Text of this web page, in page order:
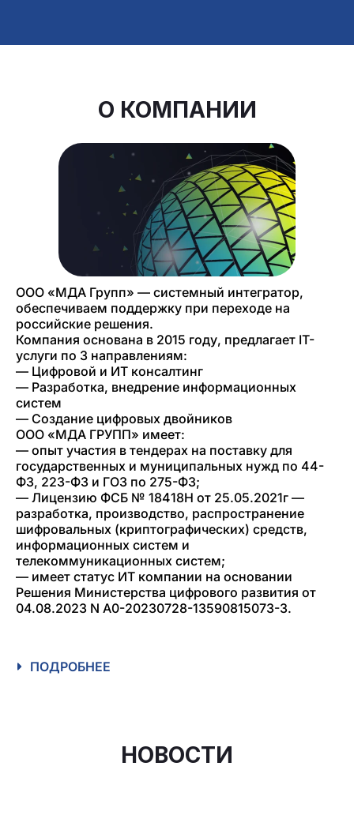
О КОМПАНИИ
ООО «МДА Групп» — системный интегратор,
обеспечиваем поддержку при переходе на
российские решения.
Компания основана в 2015 году, предлагает IT-
услуги по 3 направлениям:
— Цифровой и ИТ консалтинг
— Разработка, внедрение информационных
систем
— Создание цифровых двойников
ООО «МДА ГРУПП» имеет:
— опыт участия в тендерах на поставку для
государственных и муниципальных нужд по 44-
ФЗ, 223-ФЗ и ГОЗ по 275-ФЗ;
— Лицензию ФСБ № 18418Н от 25.05.2021г —
разработка, производство, распространение
шифровальных (криптографических) средств,
информационных систем и
телекоммуникационных систем;
— имеет статус ИТ компании на основании
Решения Министерства цифрового развития от
04.08.2023 N A0-20230728-13590815073-3.
ПОДРОБНЕЕ
НОВОСТИ